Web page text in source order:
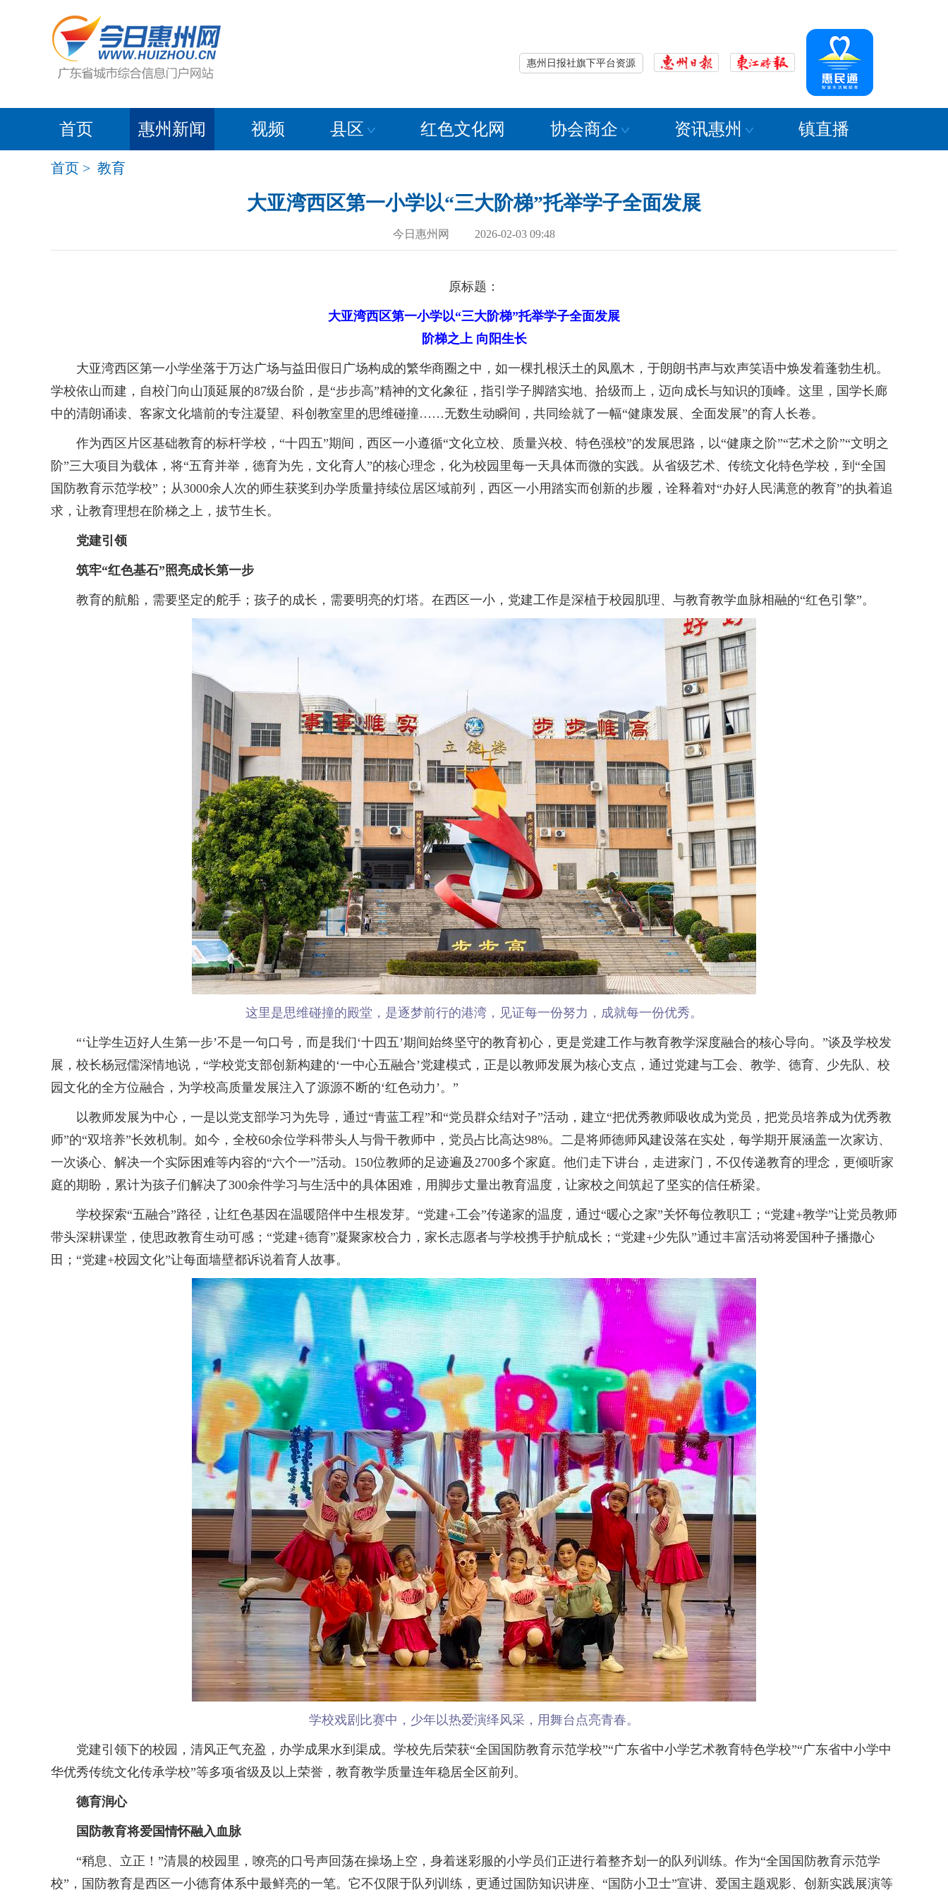
惠州日报社旗下平台资源
首页 惠州新闻 视频 县区 红色文化网 协会商企 资讯惠州 镇直播
首页 > 教育
大亚湾西区第一小学以“三大阶梯”托举学子全面发展
今日惠州网 2026-02-03 09:48
原标题：
大亚湾西区第一小学以“三大阶梯”托举学子全面发展
阶梯之上 向阳生长
大亚湾西区第一小学坐落于万达广场与益田假日广场构成的繁华商圈之中，如一棵扎根沃土的凤凰木，于朗朗书声与欢声笑语中焕发着蓬勃生机。
学校依山而建，自校门向山顶延展的87级台阶，是“步步高”精神的文化象征，指引学子脚踏实地、拾级而上，迈向成长与知识的顶峰。这里，国学长廊
中的清朗诵读、客家文化墙前的专注凝望、科创教室里的思维碰撞……无数生动瞬间，共同绘就了一幅“健康发展、全面发展”的育人长卷。
作为西区片区基础教育的标杆学校，“十四五”期间，西区一小遵循“文化立校、质量兴校、特色强校”的发展思路，以“健康之阶”“艺术之阶”“文明之
阶”三大项目为载体，将“五育并举，德育为先，文化育人”的核心理念，化为校园里每一天具体而微的实践。从省级艺术、传统文化特色学校，到“全国
国防教育示范学校”；从3000余人次的师生获奖到办学质量持续位居区域前列，西区一小用踏实而创新的步履，诠释着对“办好人民满意的教育”的执着追
求，让教育理想在阶梯之上，拔节生长。
党建引领
筑牢“红色基石”照亮成长第一步
教育的航船，需要坚定的舵手；孩子的成长，需要明亮的灯塔。在西区一小，党建工作是深植于校园肌理、与教育教学血脉相融的“红色引擎”。
这里是思维碰撞的殿堂，是逐梦前行的港湾，见证每一份努力，成就每一份优秀。
“‘让学生迈好人生第一步’不是一句口号，而是我们‘十四五’期间始终坚守的教育初心，更是党建工作与教育教学深度融合的核心导向。”谈及学校发
展，校长杨冠儒深情地说，“学校党支部创新构建的‘一中心五融合’党建模式，正是以教师发展为核心支点，通过党建与工会、教学、德育、少先队、校
园文化的全方位融合，为学校高质量发展注入了源源不断的‘红色动力’。”
以教师发展为中心，一是以党支部学习为先导，通过“青蓝工程”和“党员群众结对子”活动，建立“把优秀教师吸收成为党员，把党员培养成为优秀教
师”的“双培养”长效机制。如今，全校60余位学科带头人与骨干教师中，党员占比高达98%。二是将师德师风建设落在实处，每学期开展涵盖一次家访、
一次谈心、解决一个实际困难等内容的“六个一”活动。150位教师的足迹遍及2700多个家庭。他们走下讲台，走进家门，不仅传递教育的理念，更倾听家
庭的期盼，累计为孩子们解决了300余件学习与生活中的具体困难，用脚步丈量出教育温度，让家校之间筑起了坚实的信任桥梁。
学校探索“五融合”路径，让红色基因在温暖陪伴中生根发芽。“党建+工会”传递家的温度，通过“暖心之家”关怀每位教职工；“党建+教学”让党员教师
带头深耕课堂，使思政教育生动可感；“党建+德育”凝聚家校合力，家长志愿者与学校携手护航成长；“党建+少先队”通过丰富活动将爱国种子播撒心
田；“党建+校园文化”让每面墙壁都诉说着育人故事。
学校戏剧比赛中，少年以热爱演绎风采，用舞台点亮青春。
党建引领下的校园，清风正气充盈，办学成果水到渠成。学校先后荣获“全国国防教育示范学校”“广东省中小学艺术教育特色学校”“广东省中小学中
华优秀传统文化传承学校”等多项省级及以上荣誉，教育教学质量连年稳居全区前列。
德育润心
国防教育将爱国情怀融入血脉
“稍息、立正！”清晨的校园里，嘹亮的口号声回荡在操场上空，身着迷彩服的小学员们正进行着整齐划一的队列训练。作为“全国国防教育示范学
校”，国防教育是西区一小德育体系中最鲜亮的一笔。它不仅限于队列训练，更通过国防知识讲座、“国防小卫士”宣讲、爱国主题观影、创新实践展演等